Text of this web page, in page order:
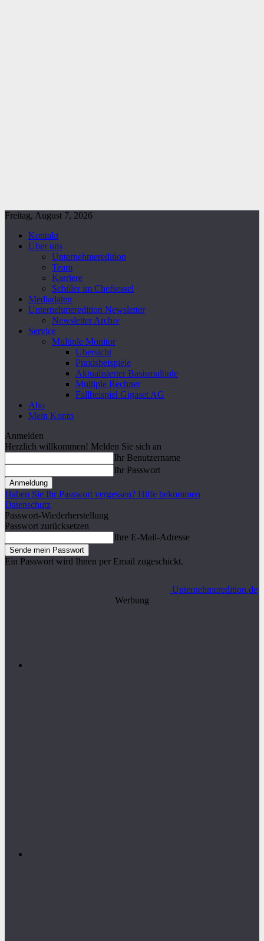
Freitag, August 7, 2026
Kontakt
Über uns
Unternehmeredition
Team
Karriere
Schüler im Chefsessel
Mediadaten
Unternehmeredition Newsletter
Newsletter Archiv
Service
Multiple Monitor
Übersicht
Praxisbeispiele
Aktualisierter Basismultiple
Multiple Rechner
Fallbeispiel Gigaset AG
Abo
Mein Konto
Anmelden
Herzlich willkommen! Melden Sie sich an
Ihr Benutzername
Ihr Passwort
Haben Sie Ihr Passwort vergessen? Hilfe bekommen
Datenschutz
Passwort-Wiederherstellung
Passwort zurücksetzen
Ihre E-Mail-Adresse
Ein Passwort wird Ihnen per Email zugeschickt.
Unternehmeredition.de
Werbung